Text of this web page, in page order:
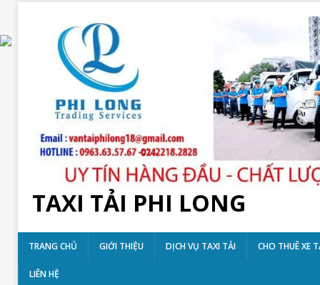
TAXI TẢI PHI LONG
TRANG CHỦ GIỚI THIỆU DỊCH VỤ TAXI TẢI CHO THUÊ XE
LIÊN HỆ